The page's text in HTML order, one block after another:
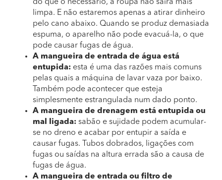
do que o necessário, a roupa não sairá mais
limpa. E não estaremos apenas a atirar dinheiro
pelo cano abaixo. Quando se produz demasiada
espuma, o aparelho não pode evacuá-la, o que
pode causar fugas de água.
A mangueira de entrada de água está
entupida: esta é uma das razões mais comuns
pelas quais a máquina de lavar vaza por baixo.
Também pode acontecer que esteja
simplesmente estrangulada num dado ponto.
A mangueira de drenagem está entupida ou
mal ligada: sabão e sujidade podem acumular-
se no dreno e acabar por entupir a saída e
causar fugas. Tubos dobrados, ligações com
fugas ou saídas na altura errada são a causa de
fugas de água.
A mangueira de entrada ou filtro de